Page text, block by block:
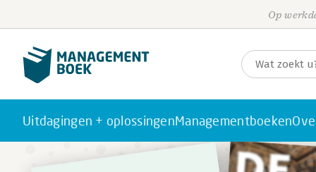
Op
Uitdagingen + oplossingenManagementboeken